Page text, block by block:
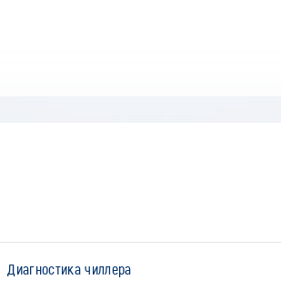
Диагностика чиллера